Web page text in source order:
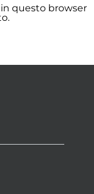
questo browser